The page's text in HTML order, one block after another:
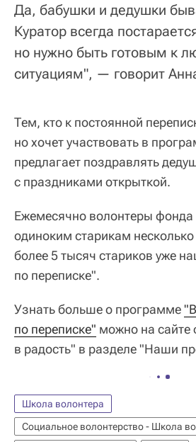
Да, бабушки и дедушки
Куратор всегда
но нужно быть готовым к
ситуациям", — говорит
Тем, кто к постоянной
но хочет участвовать в
предлагает поздравлять
с праздниками открыткой.
Ежемесячно волонтеры
одиноким старикам
более 5 тысяч стариков уже
по переписке".
Узнать больше о программе
по переписке" можно на сайте
в радость" в разделе "Наши
Школа волонтера
Социальное волонтерство - Школа